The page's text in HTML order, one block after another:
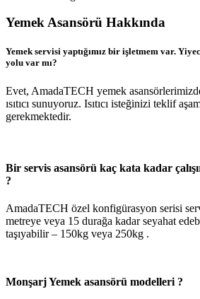
Yemek Asansörü Hakkında
Yemek servisi yaptığımız bir işletmem var.
yolu var mı?
Evet, AmadaTECH yemek
ısıtıcı sunuyoruz. Isıtıcı isteğinizi teklif
gerekmektedir.
Bir servis asansörü kaç kata kadar
?
AmadaTECH özel konfigürasyon serisi
metreye veya 15 durağa kadar seyahat
taşıyabilir – 150kg veya 250kg .
Monşarj Yemek asansörü modelleri ?